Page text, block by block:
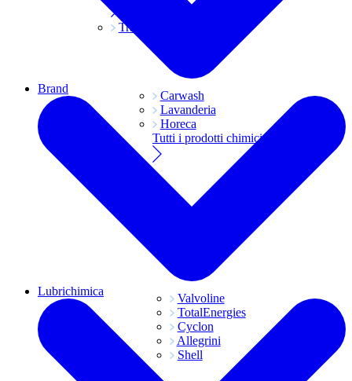
Trasmissioni
Carwash
Lavanderia
Horeca
Tutti i prodotti chimici
Brand
Valvoline
TotalEnergies
Cyclon
Allegrini
Shell
Lubrichimica